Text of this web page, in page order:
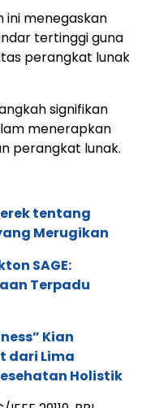
menegaskan
tertinggi guna
perangkat lunak
signifikan
menerapkan
perangkat lunak.
tentang
Merugikan
SAGE:
Terpadu
Kian
dari Lima
Holistik